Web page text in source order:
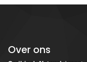
Over ons